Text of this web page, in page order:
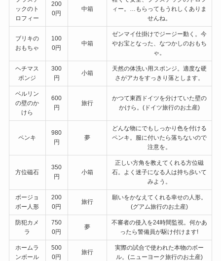
ックのト
ロフィー
200
0円
中箱
ィー。…もらってもうれしくありま
せんね。
ブリキの
おもちゃ
100
0円
中箱
ゼンマイ仕掛けでジージー動く。今
やお宝となった、なつかしのおもち
ゃ。
ヘチマス
ポンジ
300
円
小箱
天然の体洗い用スポンジ。適度な硬
さがアカをすっきり落とします。
ベルリン
の壁のか
けら
600
円
旅行
かつて東西ドイツを分けていた壁の
かけら。(ドイツ旅行のお土産)
ペンキ
980
円
夢
どんな物にでもしっかり色を付ける
ペンキ。服に付いたら落ちないので
注意を。
方位磁石
350
円
小箱
正しい方角を教えてくれる方位磁
石。よく迷子になる人は持ち歩いて
みよう。
ボージョ
ボー人形
200
0円
旅行
願いをかなえてくれる幸せの人形。
(グアム旅行のお土産)
防犯カメ
ラ
750
0円
夢
不審者の侵入を24時間監視。何かあ
ったら警備員が駆け付けます!
ホームラ
ンボール
500
0円
旅行
実際の試合で使われた本物のボー
ル。(ニューヨーク旅行のお土産)